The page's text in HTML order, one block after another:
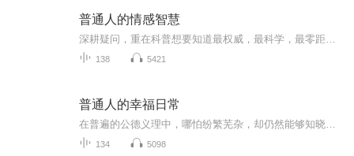
普通人的情感智慧
138 5421
普通人的幸福日常
134 5098